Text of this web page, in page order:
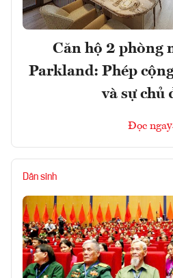
Căn hộ 2 phòng
Parkland: Phép
và sự chủ
Đọc ngay
Dân sinh